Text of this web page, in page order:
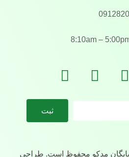
ثبت
مدکو محفوظ است. طراحی